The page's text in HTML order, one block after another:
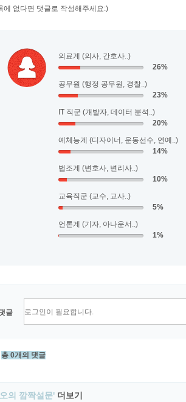
에 없다면 댓글로 작성해주세요:)
의료계 (의사, 간호사..)
26%
공무원 (행정 공무원, 경찰..)
23%
IT 직군 (개발자, 데이터 분석..)
20%
예체능계 (디자이너, 운동선수, 연예..)
14%
법조계 (변호사, 변리사..)
10%
교육직군 (교수, 교사..)
5%
언론계 (기자, 아나운서..)
1%
글
총 0개의 댓글
의 깜짝설문' 더보기